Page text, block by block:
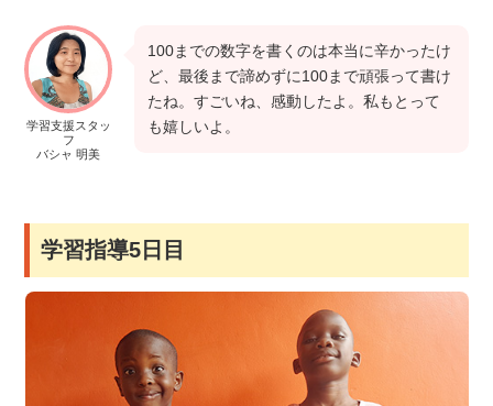
学習支援スタッ
フ
バシャ 明美
100までの数字を書くのは本当に辛かったけ
ど、最後まで諦めずに100まで頑張って書け
たね。すごいね、感動したよ。私もとって
も嬉しいよ。
学習指導5日目